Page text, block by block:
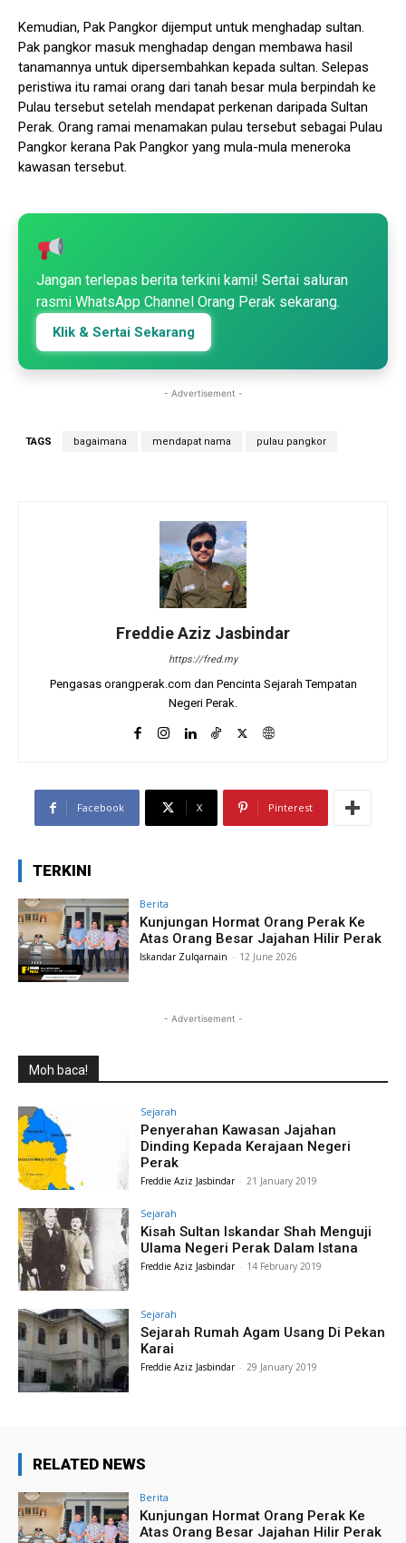
Kemudian, Pak Pangkor dijemput untuk menghadap sultan.
Pak pangkor masuk menghadap dengan membawa hasil
tanamannya untuk dipersembahkan kepada sultan. Selepas
peristiwa itu ramai orang dari tanah besar mula berpindah ke
Pulau tersebut setelah mendapat perkenan daripada Sultan
Perak. Orang ramai menamakan pulau tersebut sebagai Pulau
Pangkor kerana Pak Pangkor yang mula-mula meneroka
kawasan tersebut.
Jangan terlepas berita terkini kami! Sertai saluran
rasmi WhatsApp Channel Orang Perak sekarang.
Klik & Sertai Sekarang
- Advertisement -
TAGS bagaimana mendapat nama pulau pangkor
Freddie Aziz Jasbindar
https://fred.my
Pengasas orangperak.com dan Pencinta Sejarah Tempatan
Negeri Perak.
Facebook X Pinterest
TERKINI
Berita
Kunjungan Hormat Orang Perak Ke
Atas Orang Besar Jajahan Hilir Perak
Iskandar Zulqarnain - 12 June 2026
- Advertisement -
Moh baca!
Sejarah
Penyerahan Kawasan Jajahan
Dinding Kepada Kerajaan Negeri
Perak
Freddie Aziz Jasbindar - 21 January 2019
Sejarah
Kisah Sultan Iskandar Shah Menguji
Ulama Negeri Perak Dalam Istana
Freddie Aziz Jasbindar - 14 February 2019
Sejarah
Sejarah Rumah Agam Usang Di Pekan
Karai
Freddie Aziz Jasbindar - 29 January 2019
RELATED NEWS
Berita
Kunjungan Hormat Orang Perak Ke
Atas Orang Besar Jajahan Hilir Perak